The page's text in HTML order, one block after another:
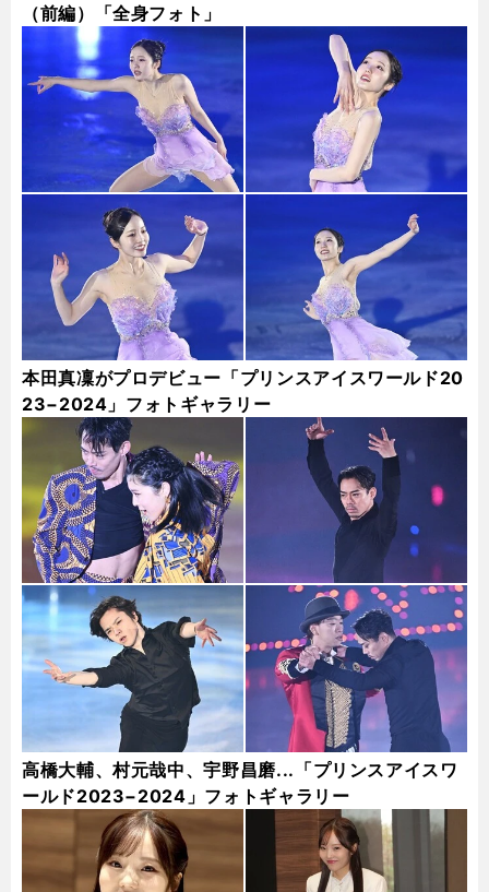
（前編）「全身フォト」
本田真凜がプロデビュー「プリンスアイスワールド20
23−2024」フォトギャラリー
高橋大輔、村元哉中、宇野昌磨...「プリンスアイスワ
ールド2023−2024」フォトギャラリー